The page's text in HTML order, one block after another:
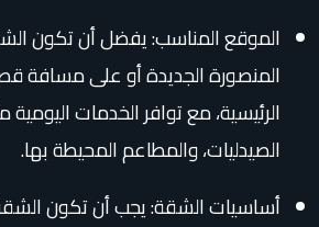
الموقع المناسب: يفضل أن تكون
المنصورة الجديدة أو على مسافة
الرئيسية، مع توافر الخدمات
الصيدليات، والمطاعم المحيطة بها.
أساسيات الشقة: يجب أن تكون